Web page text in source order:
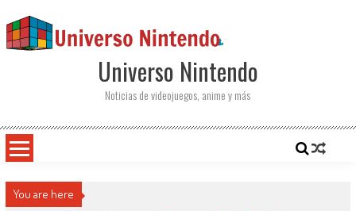
Universo Nintendo
Noticias de videojuegos, anime y más
You are here